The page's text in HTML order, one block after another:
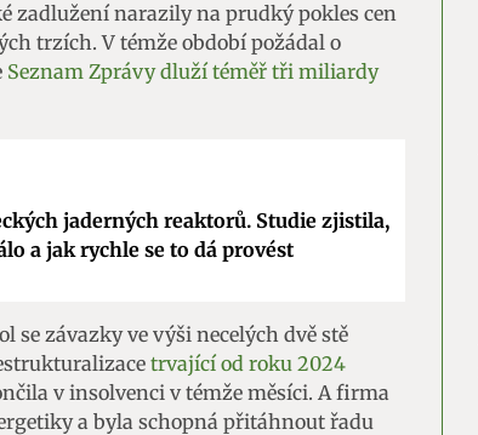
zadlužení narazily na prudký pokles cen
trzích. V témže období požádal o
Seznam Zprávy dluží téměř tři miliardy
jaderných reaktorů. Studie zjistila,
a jak rychle se to dá provést
se závazky ve výši necelých dvě stě
trvající od roku 2024
v insolvenci v témže měsíci. A firma
a byla schopná přitáhnout řadu